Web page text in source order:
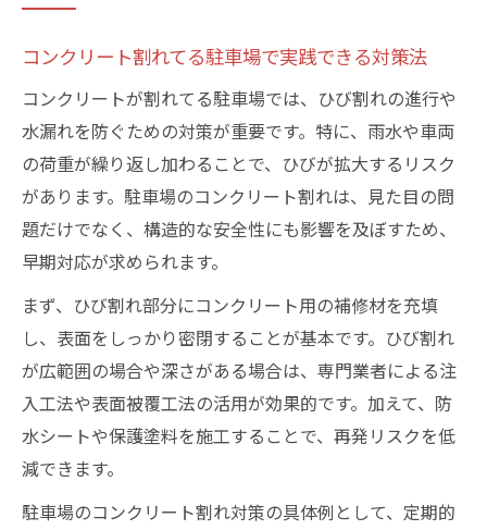
コンクリート割れてる駐車場で実践できる対策法
コンクリートが割れてる駐車場では、ひび割れの進行や
水漏れを防ぐための対策が重要です。特に、雨水や車両
の荷重が繰り返し加わることで、ひびが拡大するリスク
があります。駐車場のコンクリート割れは、見た目の問
題だけでなく、構造的な安全性にも影響を及ぼすため、
早期対応が求められます。
まず、ひび割れ部分にコンクリート用の補修材を充填
し、表面をしっかり密閉することが基本です。ひび割れ
が広範囲の場合や深さがある場合は、専門業者による注
入工法や表面被覆工法の活用が効果的です。加えて、防
水シートや保護塗料を施工することで、再発リスクを低
減できます。
駐車場のコンクリート割れ対策の具体例として、定期的